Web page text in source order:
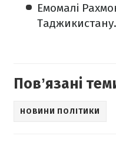
Емомалі
Таджикистану.
Повʼязані
НОВИНИ ПОЛІТИКИ